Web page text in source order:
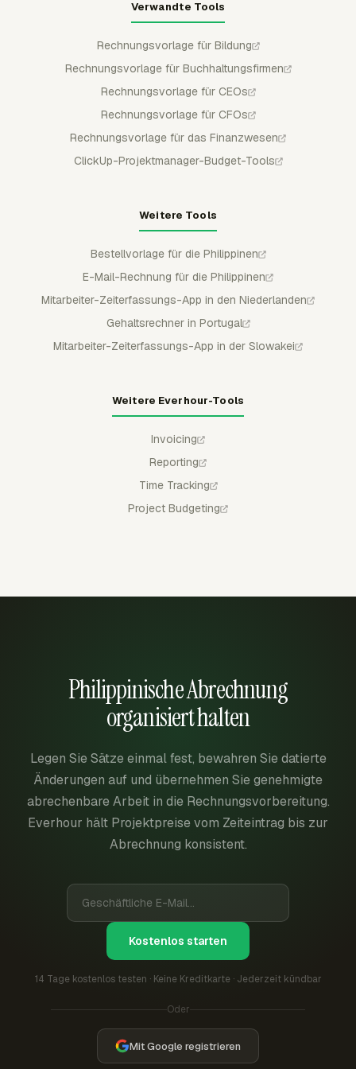
Verwandte Tools
Rechnungsvorlage für Bildung
Rechnungsvorlage für Buchhaltungsfirmen
Rechnungsvorlage für CEOs
Rechnungsvorlage für CFOs
Rechnungsvorlage für das Finanzwesen
ClickUp-Projektmanager-Budget-Tools
Weitere Tools
Bestellvorlage für die Philippinen
E-Mail-Rechnung für die Philippinen
Mitarbeiter-Zeiterfassungs-App in den Niederlanden
Gehaltsrechner in Portugal
Mitarbeiter-Zeiterfassungs-App in der Slowakei
Weitere Everhour-Tools
Invoicing
Reporting
Time Tracking
Project Budgeting
Philippinische Abrechnung
organisiert halten
Legen Sie Sätze einmal fest, bewahren Sie datierte
Änderungen auf und übernehmen Sie genehmigte
abrechenbare Arbeit in die Rechnungsvorbereitung.
Everhour hält Projektpreise vom Zeiteintrag bis zur
Abrechnung konsistent.
Kostenlos starten
14 Tage kostenlos testen · Keine Kreditkarte · Jederzeit kündbar
Oder
Mit Google registrieren